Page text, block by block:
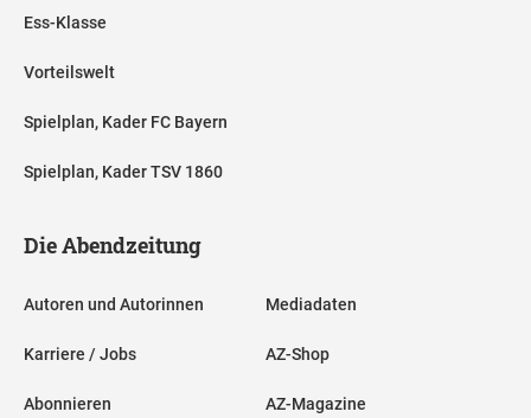
Ess-Klasse
Vorteilswelt
Spielplan, Kader FC Bayern
Spielplan, Kader TSV 1860
Die Abendzeitung
Autoren und Autorinnen
Karriere / Jobs
Abonnieren
Mediadaten
AZ-Shop
AZ-Magazine